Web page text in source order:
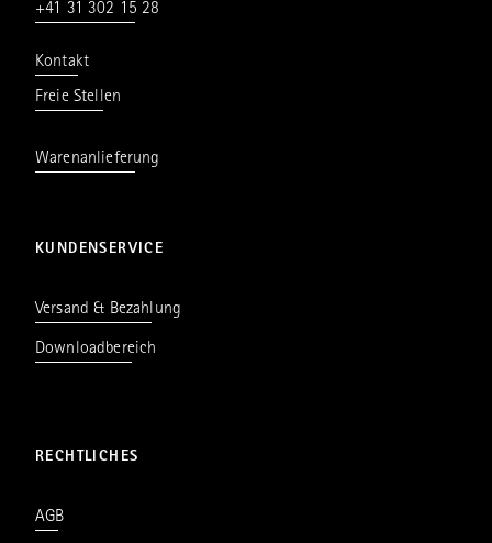
+41 31 302 15 28
Kontakt
Freie Stellen
Warenanlieferung
KUNDENSERVICE
Versand & Bezahlung
Downloadbereich
RECHTLICHES
AGB